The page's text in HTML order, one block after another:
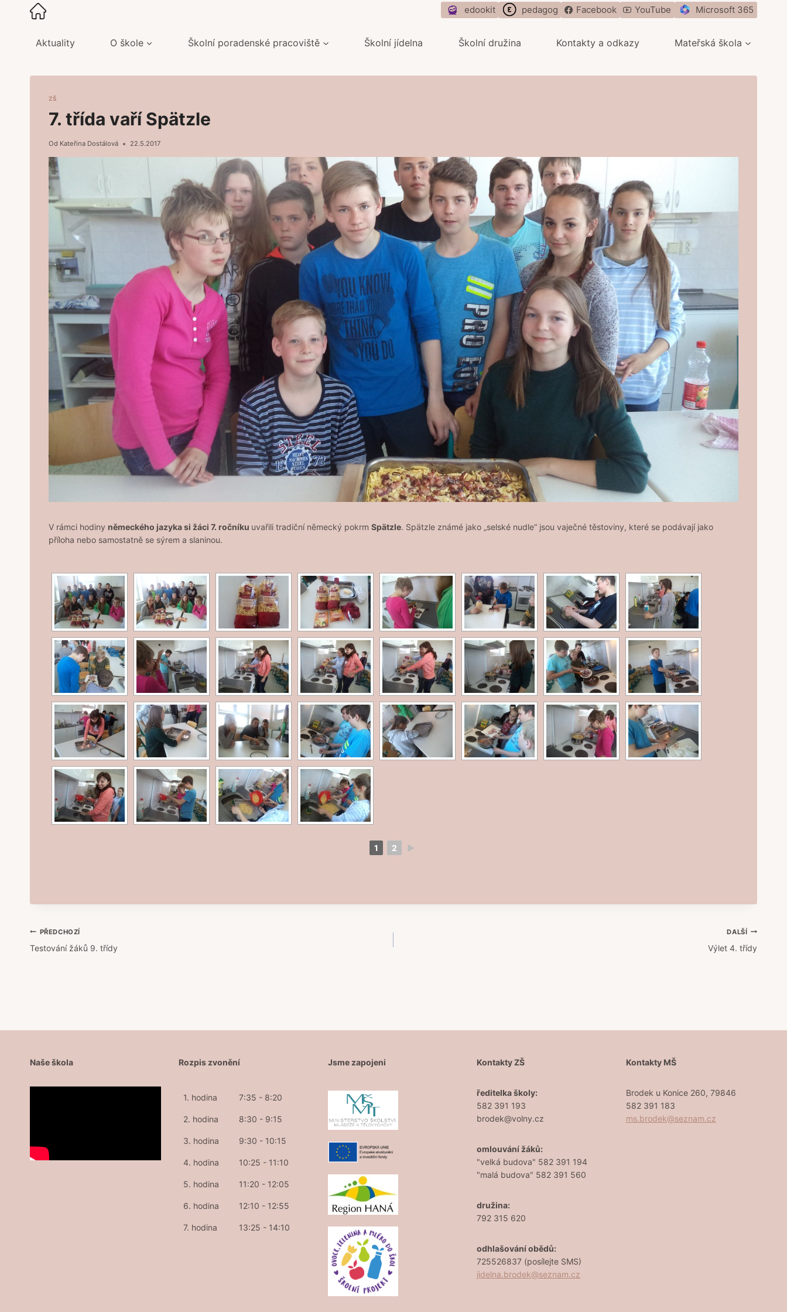
Přeskočit
edookit pedagog Facebook YouTube Microsoft 365
Aktuality O škole Školní poradenské pracoviště Školní jídelna Školní družina Kontakty a odkazy Mateřská škola
ZŠ
7. třída vaří Spätzle
Od Kateřina Dostálová 22.5.2017
V rámci hodiny německého jazyka si žáci 7. ročníku uvařili tradiční německý pokrm Spätzle. Spätzle známé jako „selské nudle“ jsou vaječné těstoviny, které se podávají jako
příloha nebo samostatně se sýrem a slaninou.
1 2 ►
Navigace
pro
PŘEDCHOZÍ
Testování žáků 9. třídy
DALŠÍ
Výlet 4. třídy
Naše škola Rozpis zvonění
1. hodina 7:35 - 8:20
2. hodina 8:30 - 9:15
3. hodina 9:30 - 10:15
4. hodina 10:25 - 11:10
5. hodina 11:20 - 12:05
6. hodina 12:10 - 12:55
7. hodina 13:25 - 14:10
Jsme zapojeni Kontakty ZŠ
ředitelka školy:
582 391 193
brodek@volny.cz
omlouvání žáků:
"velká budova" 582 391 194
"malá budova" 582 391 560
družina:
792 315 620
odhlašování obědů:
725526837 (posílejte SMS)
jidelna.brodek@seznam.cz
Kontakty MŠ
Brodek u Konice 260, 79846
582 391 183
ms.brodek@seznam.cz